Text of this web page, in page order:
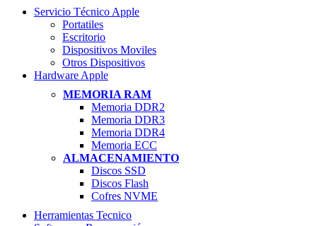
Servicio Técnico Apple
Portatiles
Escritorio
Dispositivos Moviles
Otros Dispositivos
Hardware Apple
MEMORIA RAM
Memoria DDR2
Memoria DDR3
Memoria DDR4
Memoria ECC
ALMACENAMIENTO
Discos SSD
Discos Flash
Cofres NVME
Herramientas Tecnico